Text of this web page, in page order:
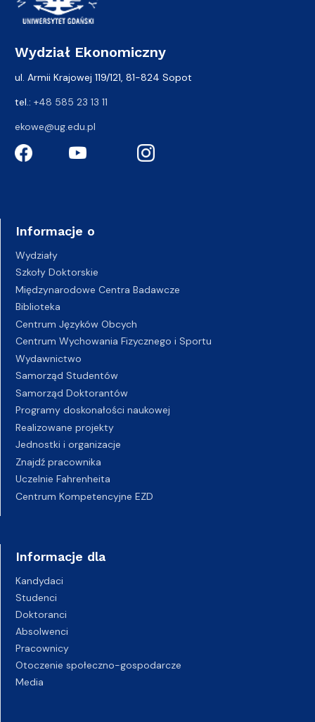
Wydział Ekonomiczny
ul. Armii Krajowej 119/121, 81-824 Sopot
tel.: +48 585 23 13 11
ekowe@ug.edu.pl
Informacje o
Wydziały
Szkoły Doktorskie
Międzynarodowe Centra Badawcze
Biblioteka
Centrum Języków Obcych
Centrum Wychowania Fizycznego i Sportu
Wydawnictwo
Samorząd Studentów
Samorząd Doktorantów
Programy doskonałości naukowej
Realizowane projekty
Jednostki i organizacje
Znajdź pracownika
Uczelnie Fahrenheita
Centrum Kompetencyjne EZD
Informacje dla
Kandydaci
Studenci
Doktoranci
Absolwenci
Pracownicy
Otoczenie społeczno-gospodarcze
Media